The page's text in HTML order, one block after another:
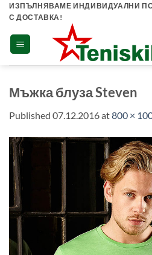
Skip
content
ИЗПЪЛНЯВАМЕ ИНДИВИДУАЛНИ
С ДОСТАВКА!
Мъжка блуза Steven
Published 07.12.2016at800 ×